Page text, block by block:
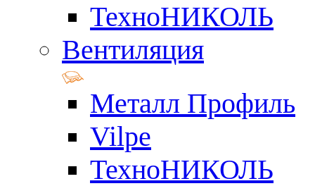
ТехноНИКОЛЬ
Вентиляция
Металл Профиль
Vilpe
ТехноНИКОЛЬ